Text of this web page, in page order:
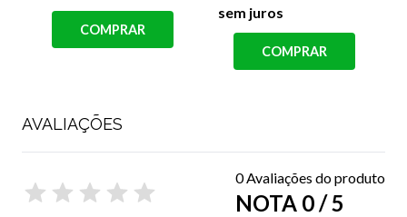
COMPRAR
sem juros
COMPRAR
AVALIAÇÕES
0 Avaliações do produto
NOTA 0 / 5